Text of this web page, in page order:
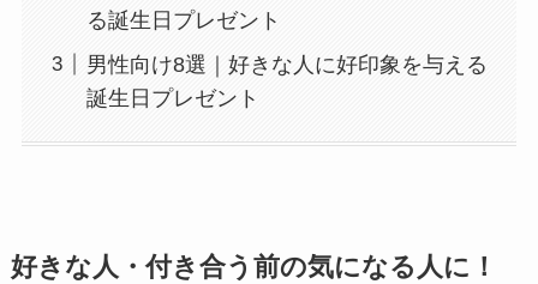
る誕生日プレゼント
男性向け8選｜好きな人に好印象を与える
誕生日プレゼント
好きな人・付き合う前の気になる人に！